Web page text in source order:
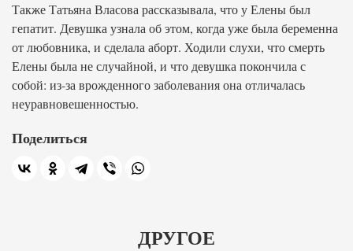
Также Татьяна Власова рассказывала, что у Елены был
гепатит. Девушка узнала об этом, когда уже была беременна
от любовника, и сделала аборт. Ходили слухи, что смерть
Елены была не случайной, и что девушка покончила с
собой: из-за врожденного заболевания она отличалась
неуравновешенностью.
Поделиться
ДРУГОЕ